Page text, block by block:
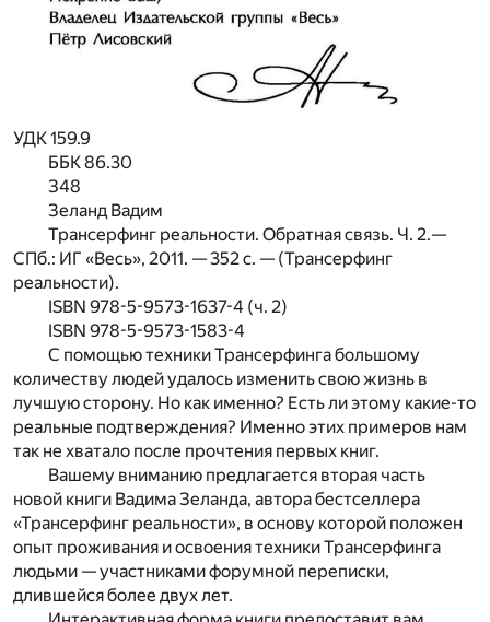
УДК 159.9
ББК 86.30
З48
Зеланд Вадим
Трансерфинг реальности. Обратная связь. Ч. 2.—
СПб.: ИГ «Весь», 2011. — 352 с. — (Трансерфинг
реальности).
ISBN 978-5-9573-1637-4 (ч. 2)
ISBN 978-5-9573-1583-4
С помощью техники Трансерфинга большому
количеству людей удалось изменить свою жизнь в
лучшую сторону. Но как именно? Есть ли этому какие-то
реальные подтверждения? Именно этих примеров нам
так не хватало после прочтения первых книг.
Вашему вниманию предлагается вторая часть
новой книги Вадима Зеланда, автора бестселлера
«Трансерфинг реальности», в основу которой положен
опыт проживания и освоения техники Трансерфинга
людьми — участниками форумной переписки,
длившейся более двух лет.